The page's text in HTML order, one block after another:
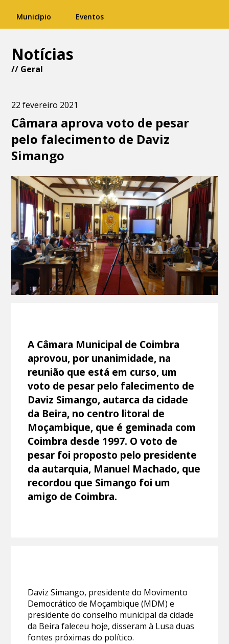
Município Eventos
Notícias
// Geral
22 fevereiro 2021
Câmara aprova voto de pesar
pelo falecimento de Daviz
Simango
A Câmara Municipal de Coimbra
aprovou, por unanimidade, na
reunião que está em curso, um
voto de pesar pelo falecimento de
Daviz Simango, autarca da cidade
da Beira, no centro litoral de
Moçambique, que é geminada com
Coimbra desde 1997. O voto de
pesar foi proposto pelo presidente
da autarquia, Manuel Machado, que
recordou que Simango foi um
amigo de Coimbra.
Daviz Simango, presidente do Movimento
Democrático de Moçambique (MDM) e
presidente do conselho municipal da cidade
da Beira faleceu hoje, disseram à Lusa duas
fontes próximas do político.